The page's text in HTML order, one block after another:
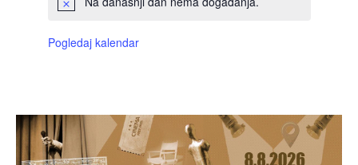
Pogledaj kalendar